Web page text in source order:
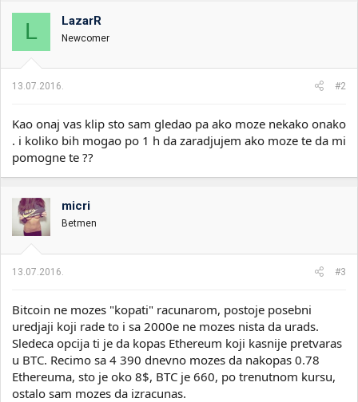
L LazarR
Newcomer
13.07.2016. #2
Kao onaj vas klip sto sam gledao pa ako moze nekako onako
. i koliko bih mogao po 1 h da zaradjujem ako moze te da mi
pomogne te ??
micri
Betmen
13.07.2016. #3
Bitcoin ne mozes "kopati" racunarom, postoje posebni
uredjaji koji rade to i sa 2000e ne mozes nista da urads.
Sledeca opcija ti je da kopas Ethereum koji kasnije pretvaras
u BTC. Recimo sa 4 390 dnevno mozes da nakopas 0.78
Ethereuma, sto je oko 8$, BTC je 660, po trenutnom kursu,
ostalo sam mozes da izracunas.